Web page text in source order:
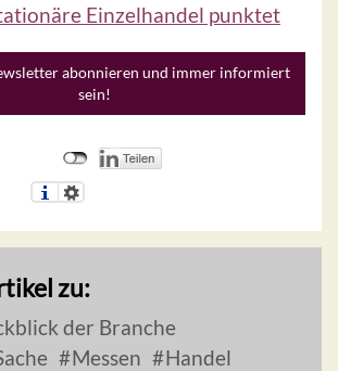
Einzelhandel punktet
abonnieren und immer informiert
sein!
zu:
der Branche
Messen
Handel